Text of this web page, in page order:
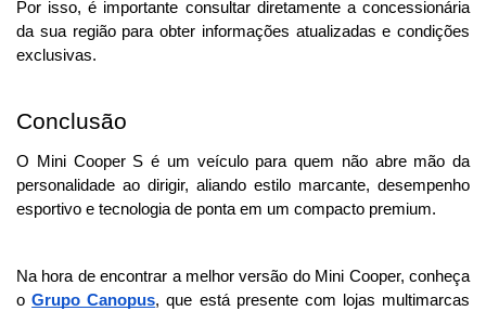
Por isso, é importante consultar diretamente a concessionária
da sua região para obter informações atualizadas e condições
exclusivas.
Conclusão
O Mini Cooper S é um veículo para quem não abre mão da
personalidade ao dirigir, aliando estilo marcante, desempenho
esportivo e tecnologia de ponta em um compacto premium.
Na hora de encontrar a melhor versão do Mini Cooper, conheça
o Grupo Canopus, que está presente com lojas multimarcas